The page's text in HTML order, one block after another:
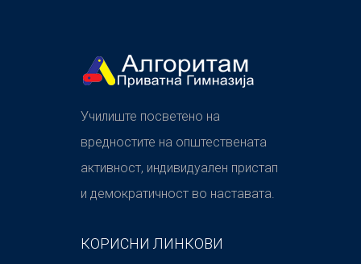
Училиште посветено на
вредностите на општествената
активност, индивидуален пристап
и демократичност во наставата.
КОРИСНИ ЛИНКОВИ